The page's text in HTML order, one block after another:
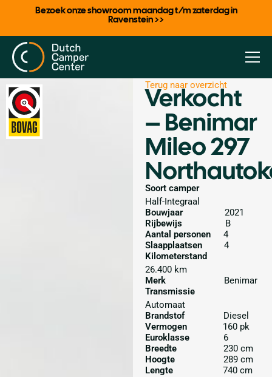
Bezoek onze showroom maandag t/m zaterdag in
Ravenstein >>
Terug naar overzicht
Verkocht
– Benimar
Mileo 297
Soort camper
Half-Integraal
Bouwjaar
2021
Rijbewijs
B
Aantal personen
4
Slaapplaatsen
4
Kilometerstand
26.400 km
Merk
Benimar
Transmissie
Automaat
Brandstof
Diesel
Vermogen
160 pk
Euroklasse
6
Breedte
230 cm
Hoogte
289 cm
Lengte
740 cm